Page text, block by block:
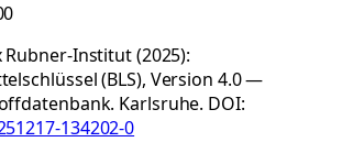
Rubner-Institut (2025):
(BLS), Version 4.0 —
Karlsruhe. DOI:
134202-0